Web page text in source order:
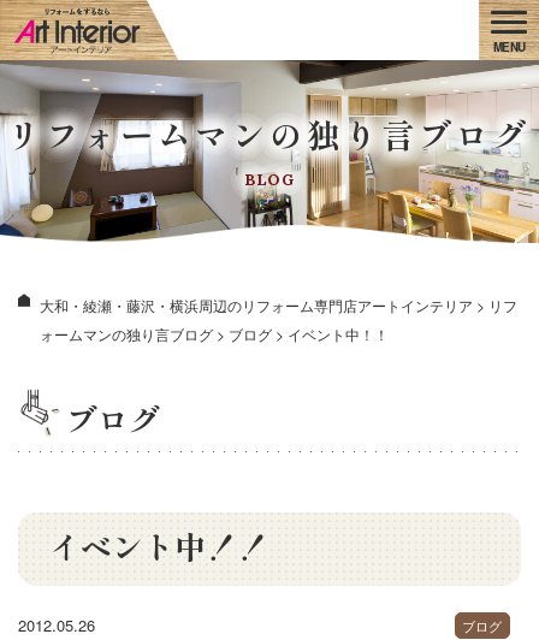
リフォームマンの独り言ブログ
BLOG
大和・綾瀬・藤沢・横浜周辺のリフォーム専門店アートインテリア > リフ
ォームマンの独り言ブログ > ブログ > イベント中！！
ブログ
イベント中！！
2012.05.26 ブログ